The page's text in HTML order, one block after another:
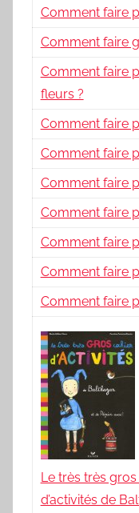
Comment faire
Comment faire
Comment faire
fleurs ?
Comment faire
Comment faire
Comment faire
Comment faire
Comment faire
Comment faire
Comment faire
Le très très
d’activités de